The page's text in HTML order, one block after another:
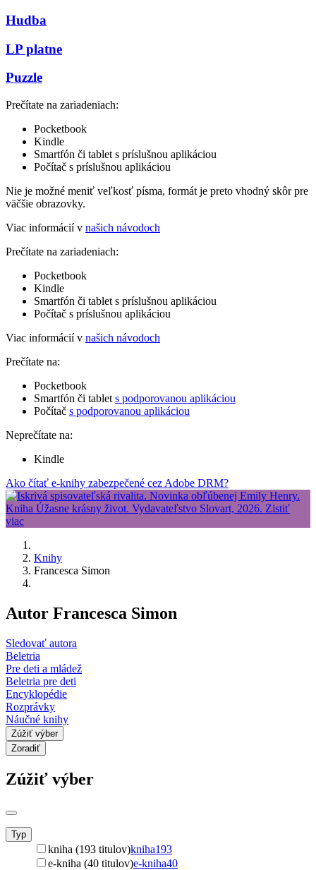
Hudba
LP platne
Puzzle
Prečítate na zariadeniach:
Pocketbook
Kindle
Smartfón či tablet s príslušnou aplikáciou
Počítač s príslušnou aplikáciou
Nie je možné meniť veľkosť písma, formát je preto vhodný skôr pre
väčšie obrazovky.
Viac informácií v našich návodoch
Prečítate na zariadeniach:
Pocketbook
Kindle
Smartfón či tablet s príslušnou aplikáciou
Počítač s príslušnou aplikáciou
Viac informácií v našich návodoch
Prečítate na:
Pocketbook
Smartfón či tablet s podporovanou aplikáciou
Počítač s podporovanou aplikáciou
Neprečítate na:
Kindle
Ako čítať e-knihy zabezpečené cez Adobe DRM?
Knihy
Francesca Simon
Autor Francesca Simon
Sledovať autora
Beletria
Pre deti a mládež
Beletria pre deti
Encyklopédie
Rozprávky
Náučné knihy
Zúžiť výber
Zoradiť
Zúžiť výber
Typ
kniha (193 titulov)kniha193
e-kniha (40 titulov)e-kniha40